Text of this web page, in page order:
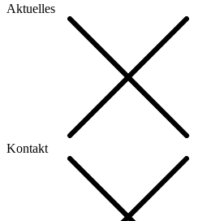
Aktuelles
Kontakt